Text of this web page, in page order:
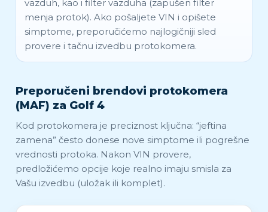
vazduh, kao i filter vazduha (zapušen filter
menja protok). Ako pošaljete VIN i opišete
simptome, preporučićemo najlogičniji sled
provere i tačnu izvedbu protokomera.
Preporučeni brendovi protokomera
(MAF) za Golf 4
Kod protokomera je preciznost ključna: “jeftina
zamena” često donese nove simptome ili pogrešne
vrednosti protoka. Nakon VIN provere,
predložićemo opcije koje realno imaju smisla za
Vašu izvedbu (uložak ili komplet).